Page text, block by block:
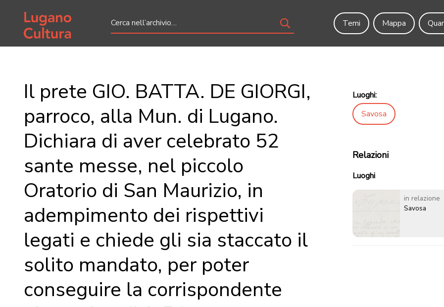
Home page
Temi
Mappa
Il prete GIO. BATTA. DE GIORGI,
parroco, alla Mun. di Lugano.
Dichiara di aver celebrato 52
sante messe, nel piccolo
Oratorio di San Maurizio, in
adempimento dei rispettivi
legati e chiede gli sia staccato il
solito mandato, per poter
conseguire la corrispondente
Luoghi:
Savosa
Relazioni
Luoghi
in relazione
Savosa